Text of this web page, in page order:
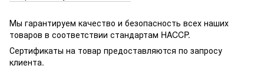
Мы гарантируем качество и безопасность всех наших
товаров в соответствии стандартам HACCP.
Сертификаты на товар предоставляются по запросу
клиента.